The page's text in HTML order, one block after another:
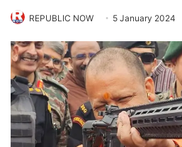
REPUBLIC NOW 5 January 2024